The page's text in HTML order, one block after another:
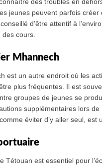
jeunes peuvent parfois créer
d’être attentif à
cours.
Mhannech
est un autre endroit où les
plus fréquentes. Il est
groupes de jeunes se
supplémentaires lors de
éviter d’y aller seul, est
Tétouan est essentiel pour